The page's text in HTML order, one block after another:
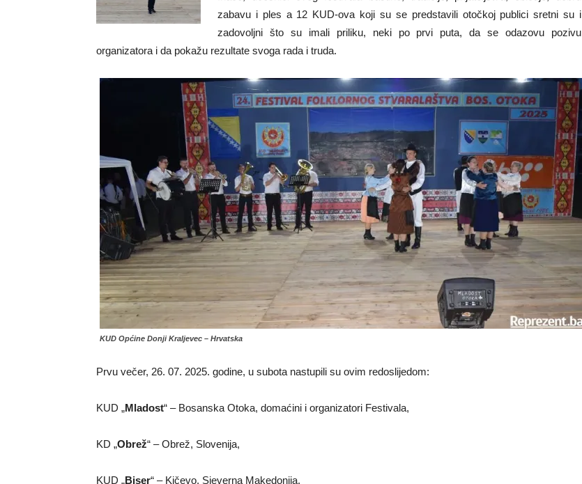
zabavu i ples a 12 KUD-ova koji su se predstavili otočkoj publici sretni su i
zadovoljni što su imali priliku, neki po prvi puta, da se odazovu pozivu
organizatora i da pokažu rezultate svoga rada i truda.
KUD Općine Donji Kraljevec – Hrvatska
Prvu večer, 26. 07. 2025. godine, u subota nastupili su ovim redoslijedom:
KUD „Mladost“ – Bosanska Otoka, domaćini i organizatori Festivala,
KD „Obrež“ – Obrež, Slovenija,
KUD „Biser“ – Kičevo, Sjeverna Makedonija,